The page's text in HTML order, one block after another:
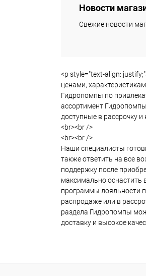
Новости
Свежие новости
<p style="text-align:
ценами,
Гидропомпы по
ассортимент
доступные в рассрочку
<br><br />
<br><br />
Наши специалисты
также ответить на все
поддержку после
максимально оснастить
программы лояльности
распродаже или в
раздела Гидропомпы
доставку и высокое